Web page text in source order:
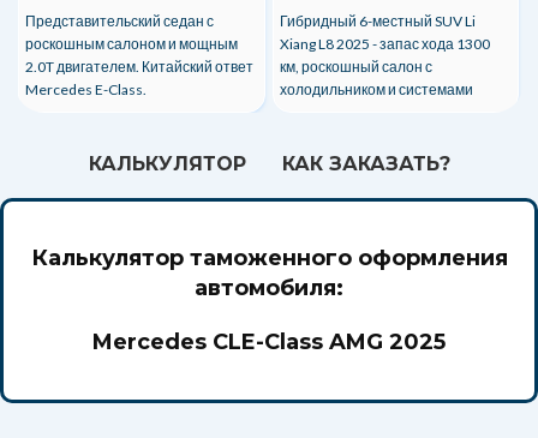
Представительский седан с
роскошным салоном и мощным
2.0T двигателем. Китайский ответ
Mercedes E-Class.
Гибридный 6-местный SUV Li
Xiang L8 2025 - запас хода 1300
км, роскошный салон с
холодильником и системами
КАЛЬКУЛЯТОР КАК ЗАКАЗАТЬ?
Калькулятор таможенного оформления
автомобиля:
Mercedes CLE-Class AMG 2025